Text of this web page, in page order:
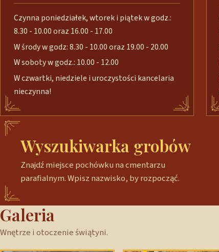
Czynna poniedziałek, wtorek i piątek w godz.:
8.30 - 10.00 oraz 16.00 - 17.00
W środy w godz: 8.30 - 10.00 oraz 19.00 - 20.00
W soboty w godz.: 10.00 - 12.00
W czwartki, niedziele i uroczystości kancelaria
nieczynna!
Wyszukiwarka grobów
Znajdź miejsce pochówku na cmentarzu
parafialnym. Wpisz nazwisko, by rozpocząć.
Galeria
Wnętrze i otoczenie świątyni.